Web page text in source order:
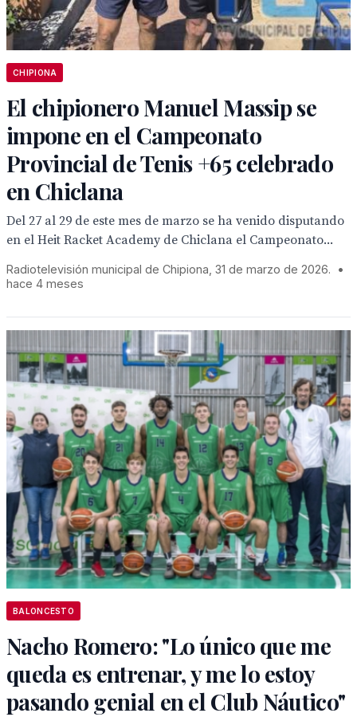
CHIPIONA
El chipionero Manuel Massip se
impone en el Campeonato
Provincial de Tenis +65 celebrado
en Chiclana
Del 27 al 29 de este mes de marzo se ha venido disputando
en el Heit Racket Academy de Chiclana el Campeonato...
Radiotelevisión municipal de Chipiona, 31 de marzo de 2026.
•
hace 4 meses
BALONCESTO
Nacho Romero: "Lo único que me
queda es entrenar, y me lo estoy
pasando genial en el Club Náutico"